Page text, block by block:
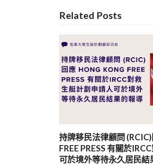
Related Posts
持牌移民法律顧問
FREE PRESS 有關於
可於境外等待永久居民結